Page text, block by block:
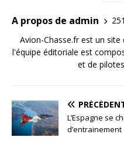
A propos de admin
Avion-Chasse.fr est un
l'équipe éditoriale est
et de
L’Espagne se
d’entrainement